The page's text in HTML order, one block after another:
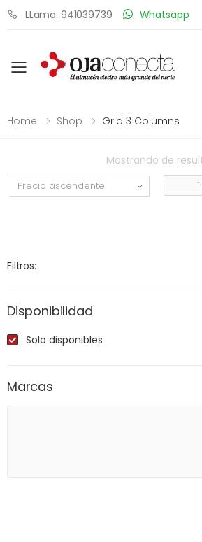
LLama: 941039739 Whatsapp
Toggle mobile
Home Shop Grid 3 Columns
Mostrando de
Filtros:
Disponibilidad
Solo disponibles
Marcas